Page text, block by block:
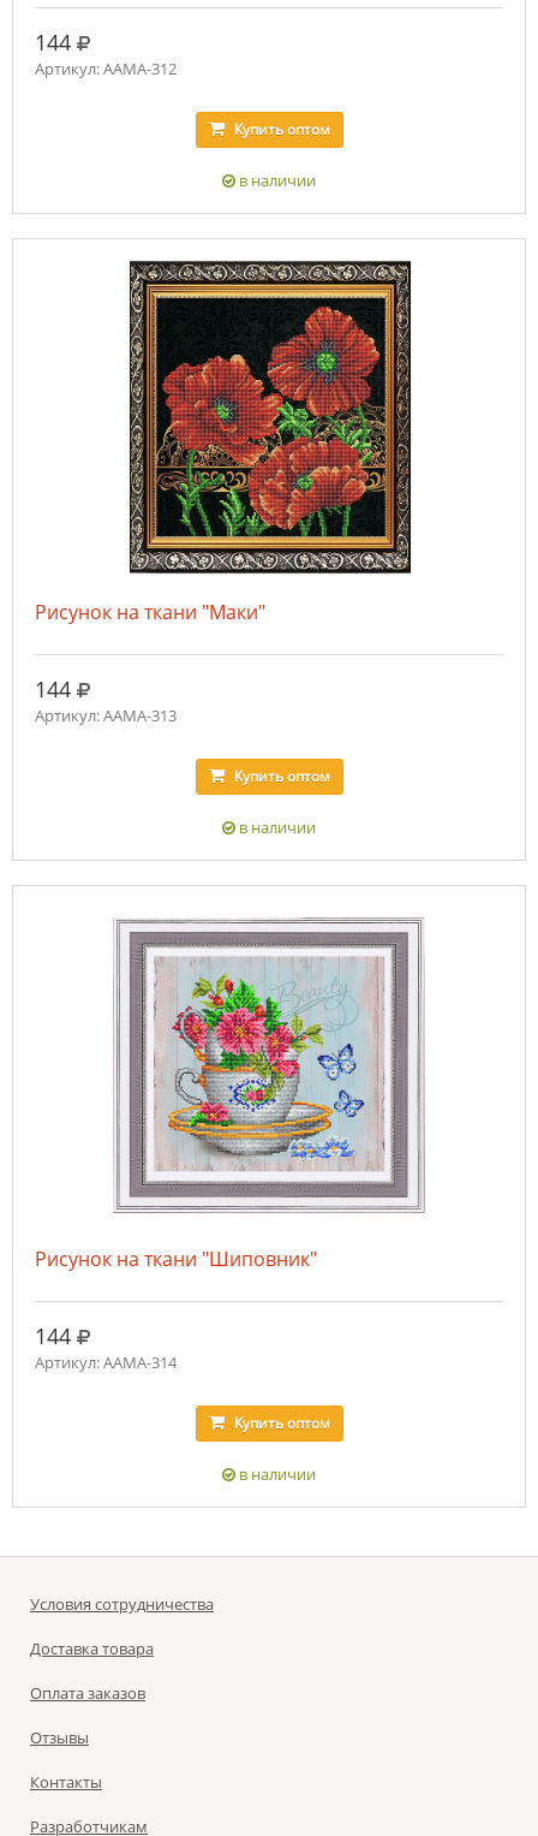
144 руб.
Артикул: ААМА-312
Купитьоптом
в наличии
Рисунок на ткани "Маки"
144 руб.
Артикул: ААМА-313
Купитьоптом
в наличии
Рисунок на ткани "Шиповник"
144 руб.
Артикул: ААМА-314
Купитьоптом
в наличии
Условия сотрудничества
Доставка товара
Оплата заказов
Отзывы
Контакты
Разработчикам